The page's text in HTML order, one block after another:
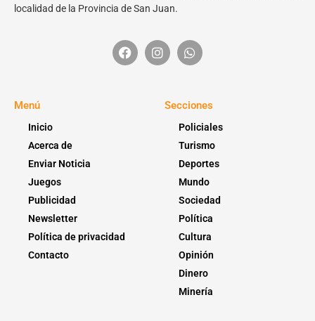
localidad de la Provincia de San Juan.
Menú
Inicio
Acerca de
Enviar Noticia
Juegos
Publicidad
Newsletter
Política de privacidad
Contacto
Secciones
Policiales
Turismo
Deportes
Mundo
Sociedad
Política
Cultura
Opinión
Dinero
Minería